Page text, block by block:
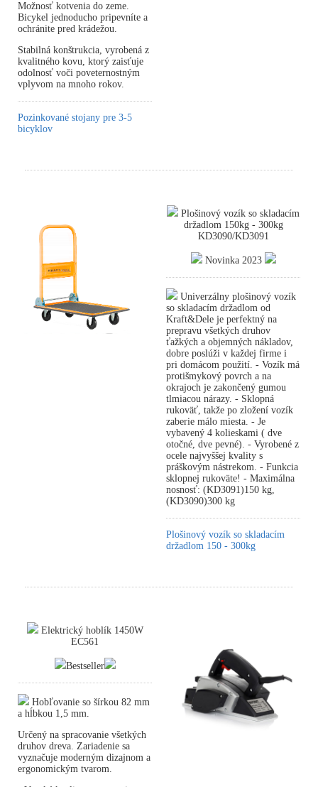
Možnosť kotvenia do zeme.
Bicykel jednoducho pripevníte a
ochránite pred krádežou.
Stabilná konštrukcia, vyrobená z
kvalitného kovu, ktorý zaisťuje
odolnosť voči poveternostným
vplyvom na mnoho rokov.
Pozinkované stojany pre 3-5
bicyklov
Plošinový vozík so skladacím
držadlom 150kg - 300kg
KD3090/KD3091
Novinka 2023
Univerzálny plošinový vozík
so skladacím držadlom od
Kraft&Dele je perfektný na
prepravu všetkých druhov
ťažkých a objemných nákladov,
dobre poslúži v každej firme i
pri domácom použití. - Vozík má
protišmykový povrch a na
okrajoch je zakončený gumou
tlmiacou nárazy. - Sklopná
rukoväť, takže po zložení vozík
zaberie málo miesta. - Je
vybavený 4 kolieskami ( dve
otočné, dve pevné). - Vyrobené z
ocele najvyššej kvality s
práškovým nástrekom. - Funkcia
sklopnej rukoväte! - Maximálna
nosnosť: (KD3091)150 kg,
(KD3090)300 kg
Plošinový vozík so skladacím
držadlom 150 - 300kg
Elektrický hoblík 1450W
EC561
Bestseller
Hobľovanie so šírkou 82 mm
a hĺbkou 1,5 mm.
Určený na spracovanie všetkých
druhov dreva. Zariadenie sa
vyznačuje moderným dizajnom a
ergonomickým tvarom.